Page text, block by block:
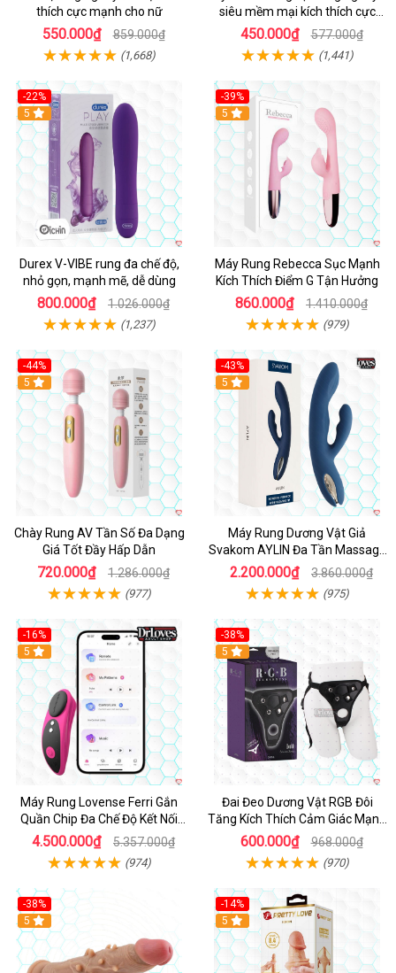
thích cực mạnh cho nữ
550.000₫ 859.000₫
(1,668)
siêu mềm mại kích thích cực
mạnh
450.000₫ 577.000₫
(1,441)
-22%
Hot
5
Durex V-VIBE rung đa chế độ,
nhỏ gọn, mạnh mẽ, dễ dùng
800.000₫ 1.026.000₫
(1,237)
-39%
Hot
5
Máy Rung Rebecca Sục Mạnh
Kích Thích Điểm G Tận Hưởng
860.000₫ 1.410.000₫
(979)
-44%
Hot
5
Chày Rung AV Tần Số Đa Dạng
Giá Tốt Đầy Hấp Dẫn
720.000₫ 1.286.000₫
(977)
-43%
Hot
5
Máy Rung Dương Vật Giả
Svakom AYLIN Đa Tần Massage
Sướng
2.200.000₫ 3.860.000₫
(975)
-16%
Hot
5
Máy Rung Lovense Ferri Gắn
Quần Chip Đa Chế Độ Kết Nối
App
4.500.000₫ 5.357.000₫
(974)
-38%
Hot
5
Đai Đeo Dương Vật RGB Đôi
Tăng Kích Thích Cảm Giác Mạnh
Mẽ
600.000₫ 968.000₫
(970)
-38%
5
-14%
5